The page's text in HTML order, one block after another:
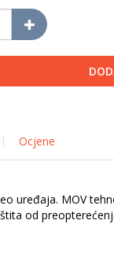
Ocjene
uređaja. MOV
od